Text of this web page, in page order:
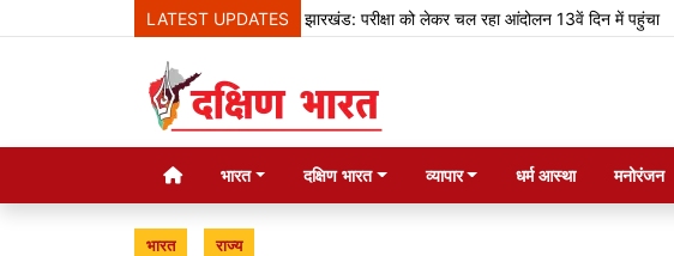
LATEST UPDATESझारखंड: परीक्षा को लेकर चल रहा आंदोलन 13वें दिन में पहुंचा
भारत दक्षिण भारत व्यापार धर्म आस्था मनोरंजन
भारत राज्य